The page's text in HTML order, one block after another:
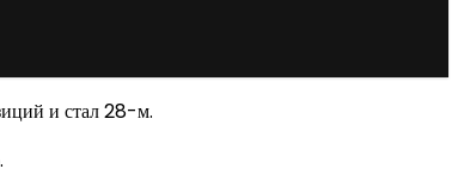
и стал 28-м.